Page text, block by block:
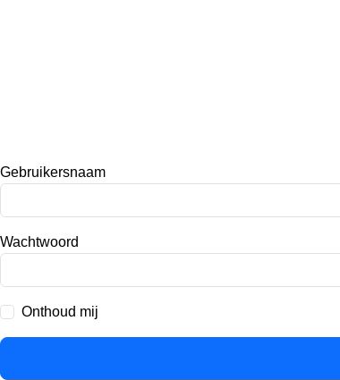
Gebruikersnaam
Wachtwoord
Onthoud mij